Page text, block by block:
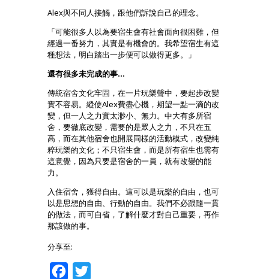
Alex與不同人接觸，跟他們訴說自己的理念。
「可能很多人以為要宿生會有社會面向很困難，但
經過一番努力，其實是有機會的。我希望宿生有這
種想法，明白踏出一步便可以做得更多。」
還有很多未完成的事…
傳統宿舍文化牢固，在一片玩樂聲中，要起步改變
實不容易。縱使Alex費盡心機，期望一點一滴的改
變，但一人之力實太渺小、無力。中大有多所宿
舍，要徹底改變，需要的是眾人之力，不只在五
高，而在其他宿舍也開展同樣的活動模式，改變純
粹玩樂的文化；不只宿生會，而是所有宿生也需有
這意覺，因為只要是宿舍的一員，就有改變的能
力。
入住宿舍，獲得自由。這可以是玩樂的自由，也可
以是思想的自由、行動的自由。我們不必跟隨一貫
的做法，而可自省，了解什麼才對自己重要，再作
那該做的事。
分享至:
Facebook